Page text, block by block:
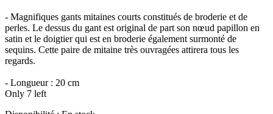
- Magnifiques gants mitaines courts constitués de broderie et de
perles. Le dessus du gant est original de part son nœud papillon en
satin et le doigtier qui est en broderie également surmonté de
sequins. Cette paire de mitaine très ouvragées attirera tous les
regards.
- Longueur : 20 cm
Only 7 left